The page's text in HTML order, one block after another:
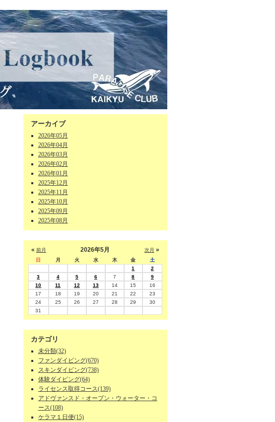
アーカイブ
2026年05月
2026年04月
2026年03月
2026年02月
2026年01月
2025年12月
2025年11月
2025年10月
2025年09月
2025年08月
« 前月 次月 »
2026年5月
日 月 火 水 木 金
土
1
2
3
4 5 6 7 8
9
10
11 12 13 14 15
16
17
18 19 20 21 22
23
24
25 26 27 28 29
30
31
カテゴリ
未分類(32)
ファンダイビング(670)
スキンダイビング(738)
体験ダイビング(64)
ライセンス取得コース(139)
アドヴァンスド・オープン・ウォーター・コ
ース(108)
ケラマ１日便(15)